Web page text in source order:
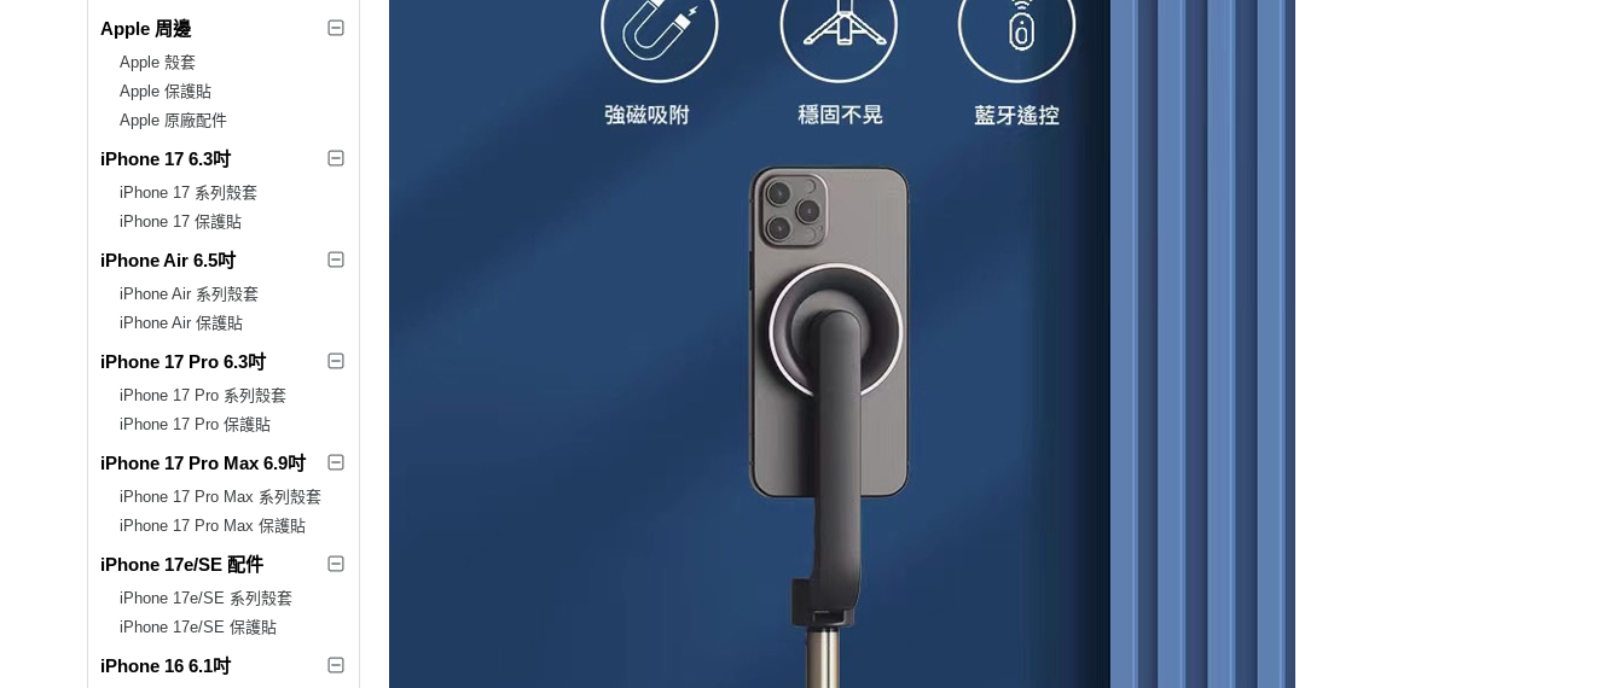
Apple 周邊
Apple 殼套
Apple 保護貼
Apple 原廠配件
iPhone 17 6.3吋
iPhone 17 系列殼套
iPhone 17 保護貼
iPhone Air 6.5吋
iPhone Air 系列殼套
iPhone Air 保護貼
iPhone 17 Pro 6.3吋
iPhone 17 Pro 系列殼套
iPhone 17 Pro 保護貼
iPhone 17 Pro Max 6.9吋
iPhone 17 Pro Max 系列殼套
iPhone 17 Pro Max 保護貼
iPhone 17e/SE 配件
iPhone 17e/SE 系列殼套
iPhone 17e/SE 保護貼
iPhone 16 6.1吋